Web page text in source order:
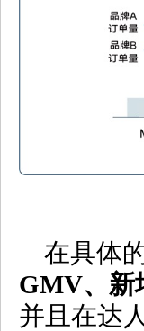
在具体
GMV、新
并且在达